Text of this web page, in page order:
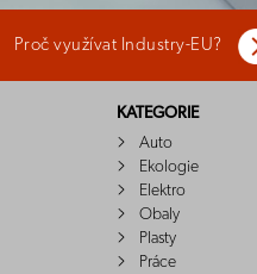
Proč využívat Industry-EU?
KATEGORIE
Auto
Ekologie
Elektro
Obaly
Plasty
Práce